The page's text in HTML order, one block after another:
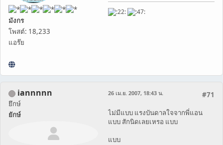
มังกร
โพสต์: 18,233
แอร๊ย
iannnnn
ยึกษ์
ยักษ์
#71
26 เม.ย. 2007, 18:43 น.
ไม่มีแบบ แรงบันดาลใจจากพี่แอน
แบบ สักนิดเลยเหรอ แบบ
แบบ